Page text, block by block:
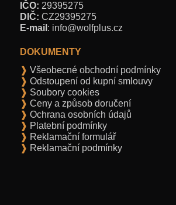
IČO: 29395275
DIČ: CZ29395275
E-mail : info@wolfplus.cz
DOKUMENTY
Všeobecné obchodní podmínky
Odstoupení od kupní smlouvy
Soubory cookies
Ceny a způsob doručení
Ochrana osobních údajů
Platební podmínky
Reklamační formulář
Reklamační podmínky